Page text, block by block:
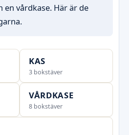
en vårdkase. Här är de
KAS
3 bokstäver
VÅRDKASE
8 bokstäver